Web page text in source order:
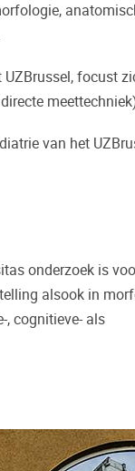
focust
van het
onderzoek is
alsook in
, cognitieve- als